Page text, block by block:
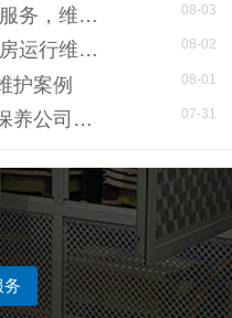
专家的荔湾配电房10kV检查服务，维持市场运作 08-03
效率高且稳定海珠10kV配电房运行维护服务，减小问题可能性 08-02
护案例 08-01
专业化白云低压配电房年检保养公司，全过程服务记录 07-31
务